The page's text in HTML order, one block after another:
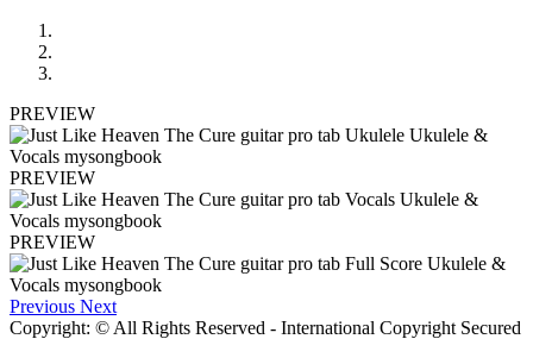
PREVIEW
PREVIEW
PREVIEW
Previous Next
Copyright: © All Rights Reserved - International Copyright Secured